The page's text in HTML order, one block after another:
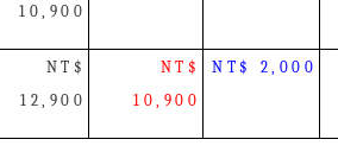
10,900
NT$
12,900
NT$
10,900
NT$ 2,000